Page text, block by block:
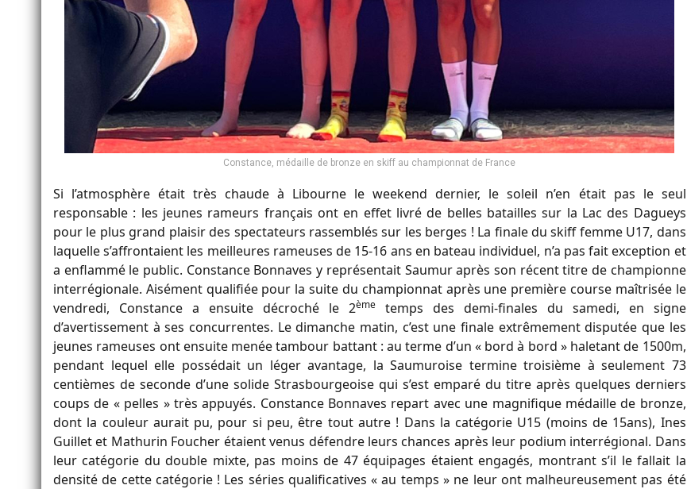
Constance, médaille de bronze en skiff au championnat de France
Si l’atmosphère était très chaude à Libourne le weekend dernier, le soleil n’en était pas le seul
responsable : les jeunes rameurs français ont en effet livré de belles batailles sur la Lac des Dagueys
pour le plus grand plaisir des spectateurs rassemblés sur les berges ! La finale du skiff femme U17, dans
laquelle s’affrontaient les meilleures rameuses de 15-16 ans en bateau individuel, n’a pas fait exception et
a enflammé le public. Constance Bonnaves y représentait Saumur après son récent titre de championne
interrégionale. Aisément qualifiée pour la suite du championnat après une première course maîtrisée le
vendredi, Constance a ensuite décroché le 2èmetemps des demi-finales du samedi, en signe
d’avertissement à ses concurrentes. Le dimanche matin, c’est une finale extrêmement disputée que les
jeunes rameuses ont ensuite menée tambour battant : au terme d’un « bord à bord » haletant de 1500m,
pendant lequel elle possédait un léger avantage, la Saumuroise termine troisième à seulement 73
centièmes de seconde d’une solide Strasbourgeoise qui s’est emparé du titre après quelques derniers
coups de « pelles » très appuyés. Constance Bonnaves repart avec une magnifique médaille de bronze,
dont la couleur aurait pu, pour si peu, être tout autre ! Dans la catégorie U15 (moins de 15ans), Ines
Guillet et Mathurin Foucher étaient venus défendre leurs chances après leur podium interrégional. Dans
leur catégorie du double mixte, pas moins de 47 équipages étaient engagés, montrant s’il le fallait la
densité de cette catégorie ! Les séries qualificatives « au temps » ne leur ont malheureusement pas été